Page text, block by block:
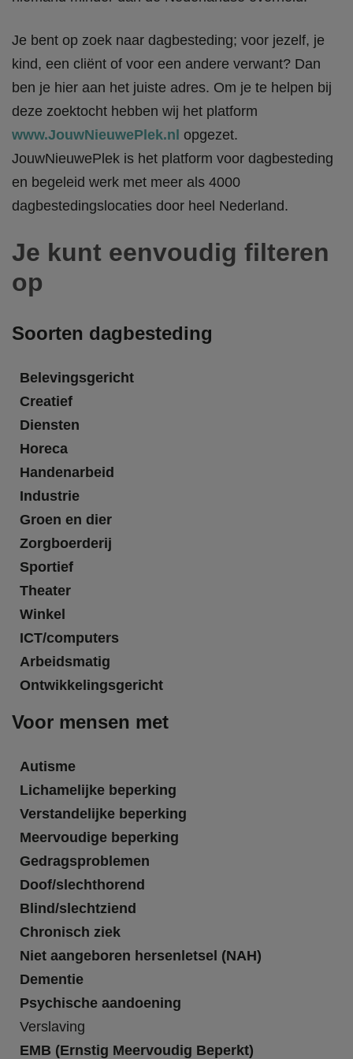
Je bent op zoek naar dagbesteding; voor jezelf, je
kind, een cliënt of voor een andere verwant? Dan
ben je hier aan het juiste adres. Om je te helpen bij
deze zoektocht hebben wij het platform
www.JouwNieuwePlek.nl opgezet.
JouwNieuwePlek is het platform voor dagbesteding
en begeleid werk met meer als 4000
dagbestedingslocaties door heel Nederland.
Je kunt eenvoudig filteren
op
Soorten dagbesteding
Belevingsgericht
Creatief
Diensten
Horeca
Handenarbeid
Industrie
Groen en dier
Zorgboerderij
Sportief
Theater
Winkel
ICT/computers
Arbeidsmatig
Ontwikkelingsgericht
Voor mensen met
Autisme
Lichamelijke beperking
Verstandelijke beperking
Meervoudige beperking
Gedragsproblemen
Doof/slechthorend
Blind/slechtziend
Chronisch ziek
Niet aangeboren hersenletsel (NAH)
Dementie
Psychische aandoening
Verslaving
EMB (Ernstig Meervoudig Beperkt)